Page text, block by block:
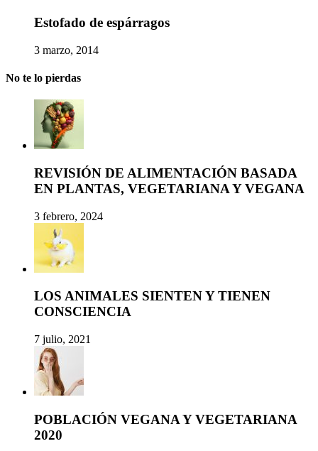
Estofado de espárragos
3 marzo, 2014
No te lo pierdas
REVISIÓN DE ALIMENTACIÓN BASADA
EN PLANTAS, VEGETARIANA Y VEGANA
3 febrero, 2024
LOS ANIMALES SIENTEN Y TIENEN
CONSCIENCIA
7 julio, 2021
POBLACIÓN VEGANA Y VEGETARIANA
2020